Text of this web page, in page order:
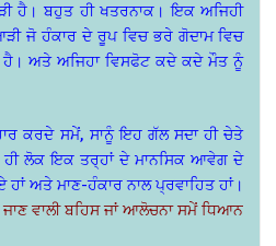
ਹੈ। ਬਹੁਤ ਹੀ ਖਤਰਨਾਕ। ਇਕ ਅਜਿਹੀ
ਜੋ ਹੰਕਾਰ ਦੇ ਰੂਪ ਵਿਚ ਭਰੇ ਗੋਦਾਮ ਵਿਚ
ਹੈ। ਅਤੇ ਅਜਿਹਾ ਵਿਸਫੋਟ ਕਦੇ ਕਦੇ ਮੌਤ ਨੂੰ
ਕਰਦੇ ਸਮੇਂ, ਸਾਨੂੰ ਇਹ ਗੱਲ ਸਦਾ ਹੀ ਚੇਤੇ
ਹੀ ਲੋਕ ਇਕ ਤਰ੍ਹਾਂ ਦੇ ਮਾਨਸਿਕ ਆਵੇਗ ਦੇ
ਹਾਂ ਅਤੇ ਮਾਣ-ਹੰਕਾਰ ਨਾਲ ਪ੍ਰਵਾਹਿਤ ਹਾਂ।
ਵਾਲੀ ਬਹਿਸ ਜਾਂ ਆਲੋਚਨਾ ਸਮੇਂ ਧਿਆਨ